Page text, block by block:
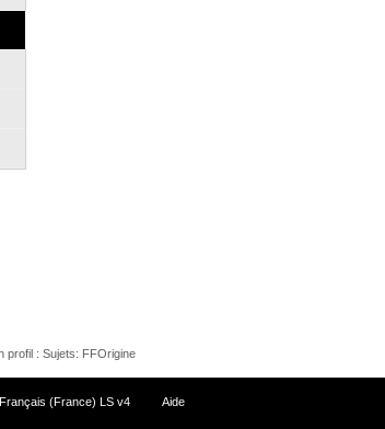
profil : Sujets: FFOrigine
Français (France) LS v4 Aide